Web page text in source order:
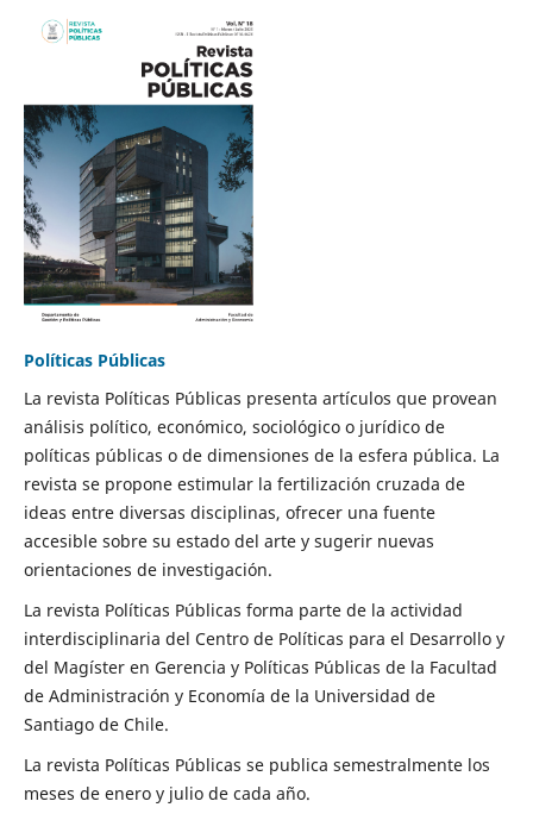
Políticas Públicas
La revista Políticas Públicas presenta artículos que provean
análisis político, económico, sociológico o jurídico de
políticas públicas o de dimensiones de la esfera pública. La
revista se propone estimular la fertilización cruzada de
ideas entre diversas disciplinas, ofrecer una fuente
accesible sobre su estado del arte y sugerir nuevas
orientaciones de investigación.
La revista Políticas Públicas forma parte de la actividad
interdisciplinaria del Centro de Políticas para el Desarrollo y
del Magíster en Gerencia y Políticas Públicas de la Facultad
de Administración y Economía de la Universidad de
Santiago de Chile.
La revista Políticas Públicas se publica semestralmente los
meses de enero y julio de cada año.